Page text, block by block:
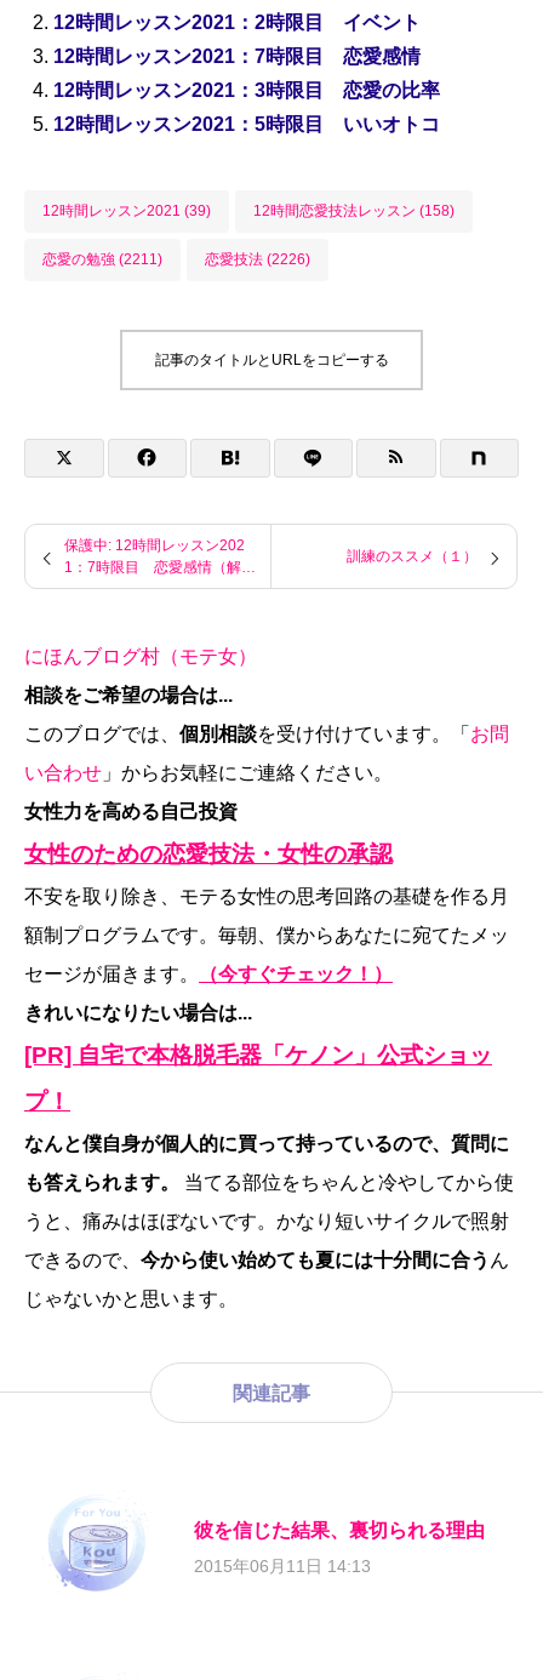
12時間レッスン2021：2時限目 イベント
12時間レッスン2021：7時限目 恋愛感情
12時間レッスン2021：3時限目 恋愛の比率
12時間レッスン2021：5時限目 いいオトコ
12時間レッスン2021 (39) 12時間恋愛技法レッスン (158)
恋愛の勉強 (2211) 恋愛技法 (2226)
記事のタイトルとURLをコピーする
保護中: 12時間レッスン202
1：7時限目 恋愛感情（解答
編）
訓練のススメ（１）
にほんブログ村（モテ女）
相談をご希望の場合は...
このブログでは、 個別相談を受け付けています。「 お問
い合わせ 」からお気軽にご連絡ください。
女性力を高める自己投資
女性のための恋愛技法・女性の承認
不安を取り除き、モテる女性の思考回路の基礎を作る月
額制プログラムです。毎朝、僕からあなたに宛てたメッ
セージが届きます。
（今すぐチェック！）
きれいになりたい場合は...
[PR] 自宅で本格脱毛器「ケノン」公式ショッ
プ！
なんと僕自身が個人的に買って持っているので、質問に
も答えられます。
当てる部位をちゃんと冷やしてから使
うと、痛みはほぼないです。かなり短いサイクルで照射
できるので、 今から使い始めても夏には十分間に合う ん
じゃないかと思います。
関連記事
彼を信じた結果、裏切られる理由
2015年06月11日 14:13